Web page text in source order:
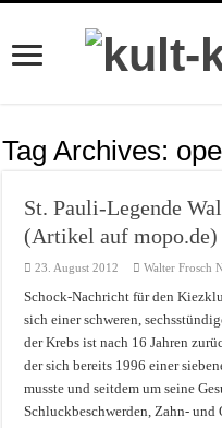
Tag Archives:
St. Pauli-Legende
(Artikel auf mopo.de)
23. August 2012 Walter Frosch
Schock-Nachricht für den
sich einer schweren,
der Krebs ist nach 16 Jahren
der sich bereits 1996 einer
musste und seitdem um seine
Schluckbeschwerden, Zahn- und